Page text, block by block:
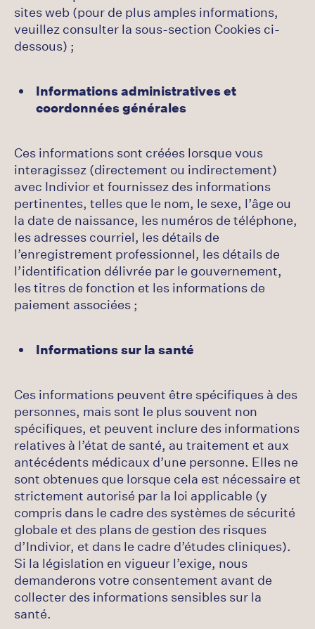
sites web (pour de plus amples informations,
veuillez consulter la sous-section Cookies ci-
dessous) ;
Informations administratives et
coordonnées générales
Ces informations sont créées lorsque vous
interagissez (directement ou indirectement)
avec Indivior et fournissez des informations
pertinentes, telles que le nom, le sexe, l’âge ou
la date de naissance, les numéros de téléphone,
les adresses courriel, les détails de
l’enregistrement professionnel, les détails de
l’identification délivrée par le gouvernement,
les titres de fonction et les informations de
paiement associées ;
Informations sur la santé
Ces informations peuvent être spécifiques à des
personnes, mais sont le plus souvent non
spécifiques, et peuvent inclure des informations
relatives à l’état de santé, au traitement et aux
antécédents médicaux d’une personne. Elles ne
sont obtenues que lorsque cela est nécessaire et
strictement autorisé par la loi applicable (y
compris dans le cadre des systèmes de sécurité
globale et des plans de gestion des risques
d’Indivior, et dans le cadre d’études cliniques).
Si la législation en vigueur l’exige, nous
demanderons votre consentement avant de
collecter des informations sensibles sur la
santé.